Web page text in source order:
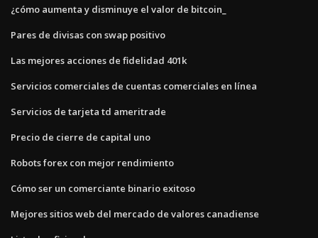
¿cómo aumenta y disminuye el valor de bitcoin_
Pares de divisas con swap positivo
Las mejores acciones de fidelidad 401k
Servicios comerciales de cuentas comerciales en línea
Servicios de tarjeta td ameritrade
Precio de cierre de capital uno
Robots forex con mejor rendimiento
Cómo ser un comerciante binario exitoso
Mejores sitios web del mercado de valores canadiense